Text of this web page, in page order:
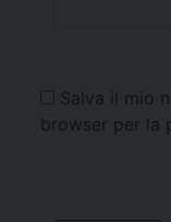
Salva il mio
browser per la